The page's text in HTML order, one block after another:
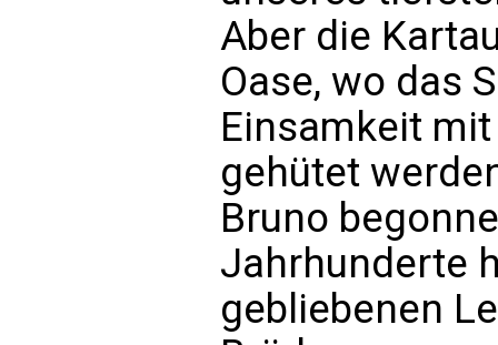
Aber die
Oase, wo das
Einsamkeit
gehütet
Bruno
Jahrhunderte
gebliebenen